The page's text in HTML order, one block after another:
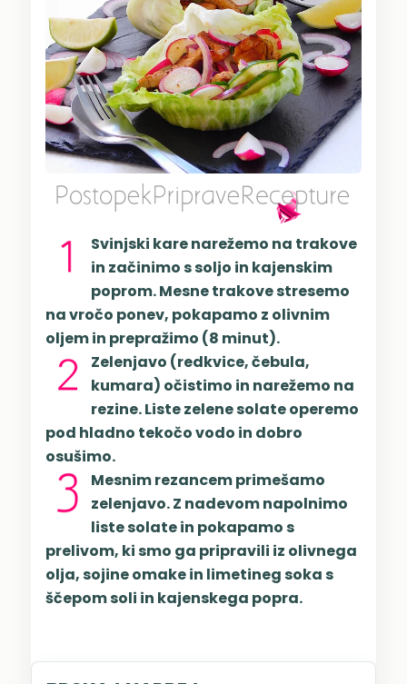
Svinjski kare narežemo na trakove
in začinimo s soljo in kajenskim
poprom. Mesne trakove stresemo
na vročo ponev, pokapamo z olivnim
oljem in prepražimo (8 minut).
Zelenjavo (redkvice, čebula,
kumara) očistimo in narežemo na
rezine. Liste zelene solate operemo
pod hladno tekočo vodo in dobro
osušimo.
Mesnim rezancem primešamo
zelenjavo. Z nadevom napolnimo
liste solate in pokapamo s
prelivom, ki smo ga pripravili iz olivnega
olja, sojine omake in limetineg soka s
ščepom soli in kajenskega popra.